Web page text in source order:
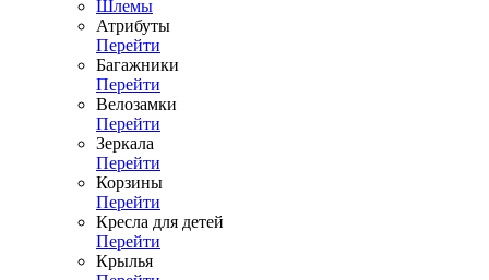
Шлемы
Атрибуты
Перейти
Багажники
Перейти
Велозамки
Перейти
Зеркала
Перейти
Корзины
Перейти
Кресла для детей
Перейти
Крылья